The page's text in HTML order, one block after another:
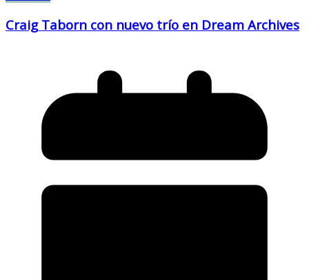
Craig Taborn con nuevo trío en Dream Archives